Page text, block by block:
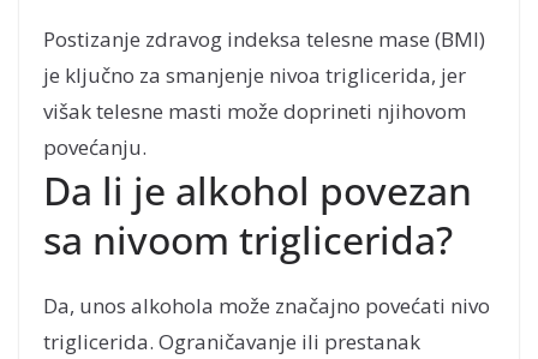
Postizanje zdravog indeksa telesne mase (BMI)
je ključno za smanjenje nivoa triglicerida, jer
višak telesne masti može doprineti njihovom
povećanju.
Da li je alkohol povezan
sa nivoom triglicerida?
Da, unos alkohola može značajno povećati nivo
triglicerida. Ograničavanje ili prestanak